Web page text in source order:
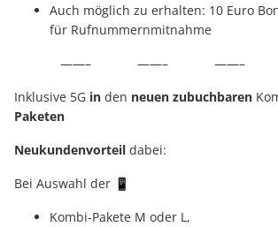
Auch möglich zu erhalten: 10 Euro
für Rufnummernmitnahme
——– ——– ——–
Inklusive 5G in den neuen zubuchbaren
Paketen
Neukundenvorteil dabei:
Bei Auswahl der 📱
Kombi-Pakete M oder L,